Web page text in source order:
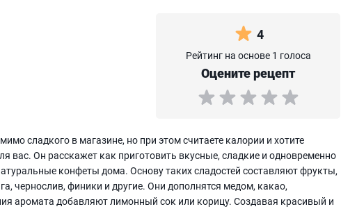
4
Рейтинг на основе 1 голоса
Оцените рецепт
сладкого в магазине, но при этом считаете калории и хотите
вас. Он расскажет как приготовить вкусные, сладкие и одновременно
конфеты дома. Основу таких сладостей составляют фрукты,
чернослив, финики и другие. Они дополнятся медом, какао,
аромата добавляют лимонный сок или корицу. Создавая красивый и